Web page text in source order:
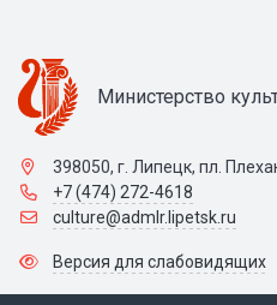
Министерство
398050, г. Липецк, пл.
+7 (474) 272-4618
culture@admlr.lipetsk.ru
Версия для слабовидящих